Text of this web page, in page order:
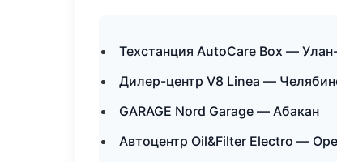
Техстанция AutoCare Box —
Дилер-центр V8 Linea —
GARAGE Nord Garage — Абакан
Автоцентр Oil&Filter Electro —